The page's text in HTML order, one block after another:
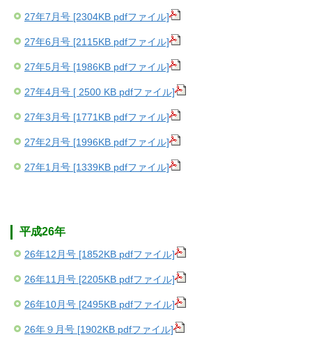
27年7月号 [2304KB pdfファイル]
27年6月号 [2115KB pdfファイル]
27年5月号 [1986KB pdfファイル]
27年4月号 [ 2500 KB pdfファイル]
27年3月号 [1771KB pdfファイル]
27年2月号 [1996KB pdfファイル]
27年1月号 [1339KB pdfファイル]
平成26年
26年12月号 [1852KB pdfファイル]
26年11月号 [2205KB pdfファイル]
26年10月号 [2495KB pdfファイル]
26年９月号 [1902KB pdfファイル]